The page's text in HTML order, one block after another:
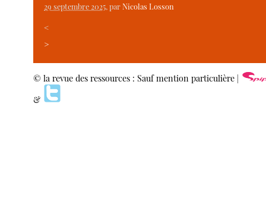
29 septembre 2025, parNicolas Losson
<
>
© la revue des ressources : Sauf mention particulière |
&